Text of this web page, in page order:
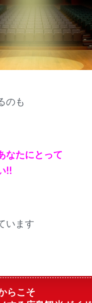
のも
なたにとって
!!
います
らこそ